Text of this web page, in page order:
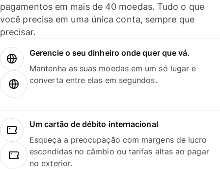
pagamentos em mais de 40 moedas. Tudo o que
você precisa em uma única conta, sempre que
precisar.
Gerencie o seu dinheiro onde quer que vá.
Mantenha as suas moedas em um só lugar e
converta entre elas em segundos.
Um cartão de débito internacional
Esqueça a preocupação com margens de lucro
escondidas no câmbio ou tarifas altas ao pagar
no exterior.